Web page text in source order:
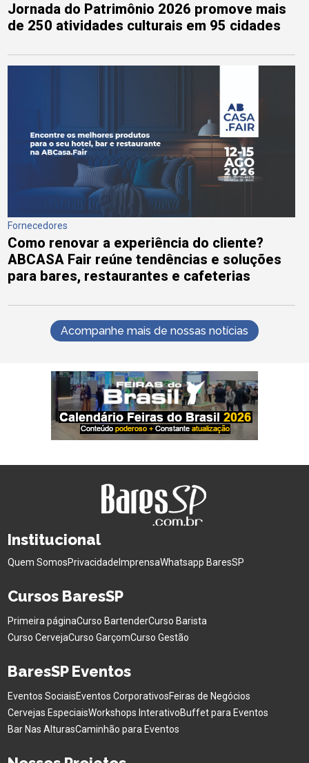
Jornada do Patrimônio 2026 promove mais
de 250 atividades culturais em 95 cidades
Fornecedores
Como renovar a experiência do cliente?
ABCASA Fair reúne tendências e soluções
para bares, restaurantes e cafeterias
Acompanhe mais de nossas notícias
Institucional
Quem SomosPrivacidade ImprensaWhatsapp BaresSP
Cursos BaresSP
Primeira páginaCurso BartenderCurso Barista
Curso CervejaCurso GarçomCurso Gestão
BaresSP Eventos
Eventos SociaisEventos CorporativosFeiras de Negócios
Cervejas EspeciaisWorkshops InterativoBuffet para Eventos
Bar Nas AlturasCaminhão para Eventos